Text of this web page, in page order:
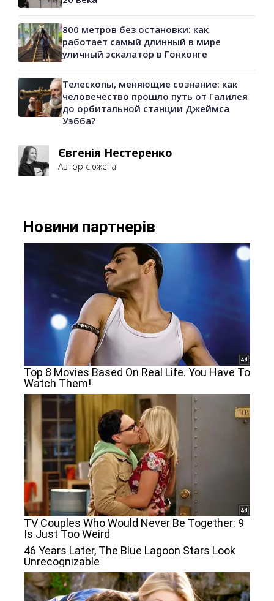
800 метров без остановки: как
работает самый длинный в мире
уличный эскалатор в Гонконге
Телескопы, меняющие сознание: как
человечество прошло путь от Галилея
до орбитальной станции Джеймса
Уэбба?
Євгенія Нестеренко
Автор сюжета